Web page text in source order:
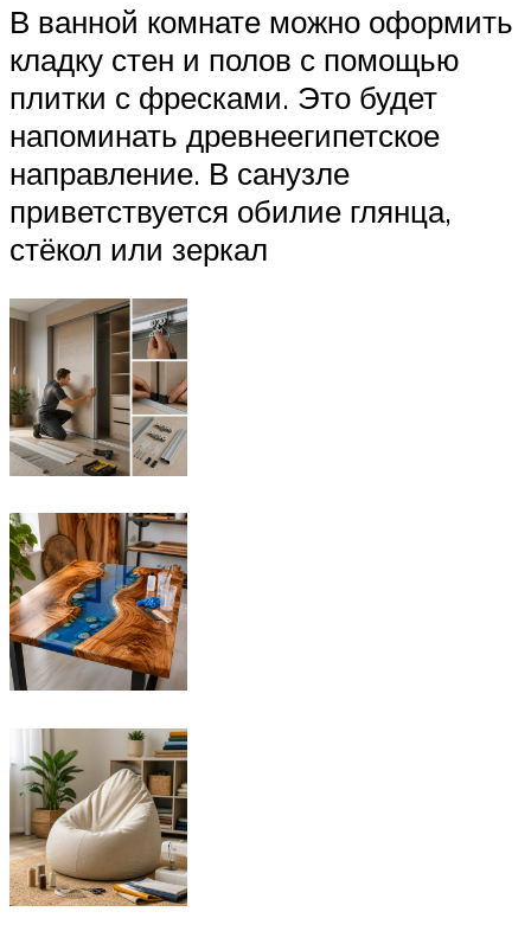
В ванной комнате можно оформить
кладку стен и полов с помощью
плитки с фресками. Это будет
напоминать древнеегипетское
направление. В санузле
приветствуется обилие глянца,
стёкол или зеркал